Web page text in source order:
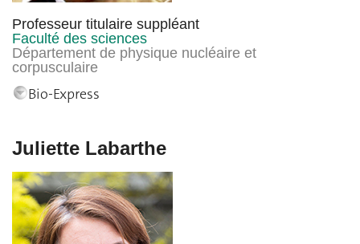
Professeur titulaire suppléant
Faculté des sciences
Département de physique nucléaire et
corpusculaire
Bio-Express
Juliette Labarthe